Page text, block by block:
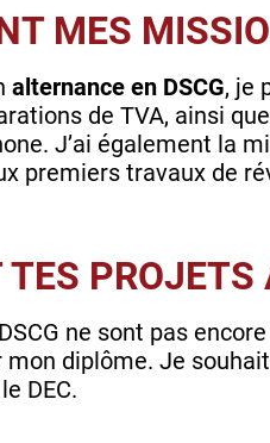
MES
alternance en DSCG, je
de TVA, ainsi
J’ai également la
premiers travaux de
PROJETS
ne sont pas
diplôme. Je
DEC.